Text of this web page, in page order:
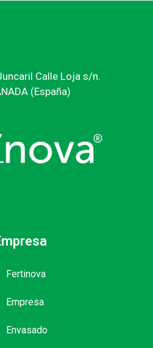
Calle Loja s/n.
(España)
Fertinova
Empresa
Envasado